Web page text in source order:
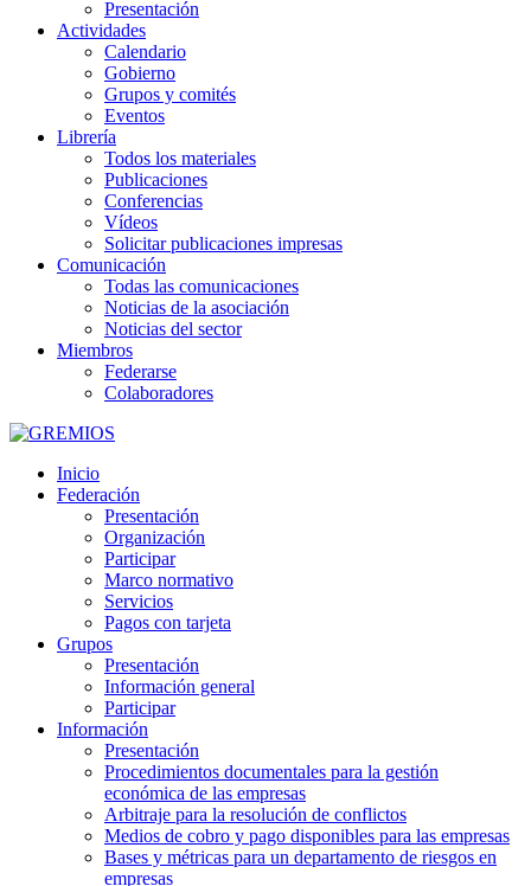
Presentación
Actividades
Calendario
Gobierno
Grupos y comités
Eventos
Librería
Todos los materiales
Publicaciones
Conferencias
Vídeos
Solicitar publicaciones impresas
Comunicación
Todas las comunicaciones
Noticias de la asociación
Noticias del sector
Miembros
Federarse
Colaboradores
Inicio
Federación
Presentación
Organización
Participar
Marco normativo
Servicios
Pagos con tarjeta
Grupos
Presentación
Información general
Participar
Información
Presentación
Procedimientos documentales para la gestión
económica de las empresas
Arbitraje para la resolución de conflictos
Medios de cobro y pago disponibles para las empresas
Bases y métricas para un departamento de riesgos en
empresas